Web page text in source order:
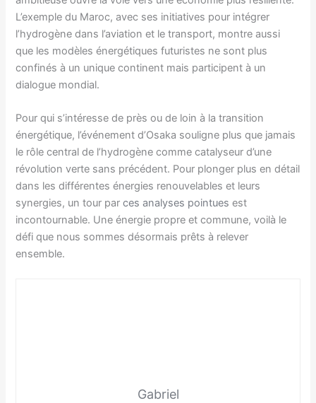
L’exemple du Maroc, avec ses initiatives pour intégrer
l’hydrogène dans l’aviation et le transport, montre aussi
que les modèles énergétiques futuristes ne sont plus
confinés à un unique continent mais participent à un
dialogue mondial.
Pour qui s’intéresse de près ou de loin à la transition
énergétique, l’événement d’Osaka souligne plus que jamais
le rôle central de l’hydrogène comme catalyseur d’une
révolution verte sans précédent. Pour plonger plus en détail
dans les différentes énergies renouvelables et leurs
synergies, un tour parces analyses pointues est
incontournable. Une énergie propre et commune, voilà le
défi que nous sommes désormais prêts à relever
ensemble.
Gabriel